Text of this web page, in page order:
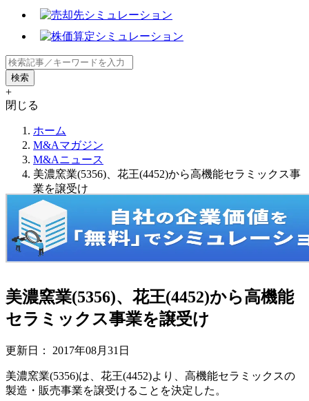
+
閉じる
ホーム
M&Aマガジン
M&Aニュース
美濃窯業(5356)、花王(4452)から高機能セラミックス事
業を譲受け
美濃窯業(5356)、花王(4452)から高機能
セラミックス事業を譲受け
更新日： 2017年08月31日
美濃窯業(5356)は、花王(4452)より、高機能セラミックスの
製造・販売事業を譲受けることを決定した。